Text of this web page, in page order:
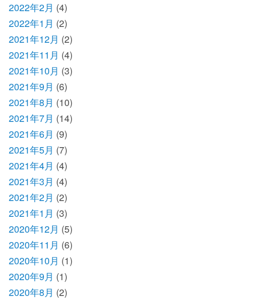
2022年2月 (4)
2022年1月 (2)
2021年12月 (2)
2021年11月 (4)
2021年10月 (3)
2021年9月 (6)
2021年8月 (10)
2021年7月 (14)
2021年6月 (9)
2021年5月 (7)
2021年4月 (4)
2021年3月 (4)
2021年2月 (2)
2021年1月 (3)
2020年12月 (5)
2020年11月 (6)
2020年10月 (1)
2020年9月 (1)
2020年8月 (2)